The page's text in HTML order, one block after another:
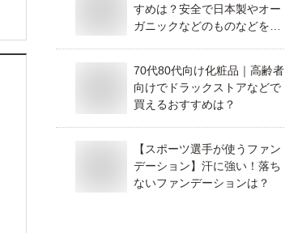
すめは？安全で日本製やオー
ガニックなどのものなどを教
70代80代向け化粧品｜高齢者
向けでドラックストアなどで
買えるおすすめは？
【スポーツ選手が使うファン
デーション】汗に強い！落ち
ないファンデーションは？